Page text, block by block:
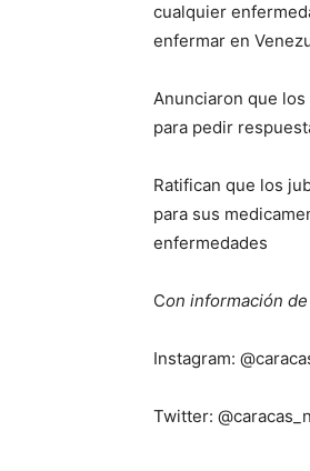
cualquier
enfermar en
Anunciaron que
para pedir
Ratifican que los
para sus
enfermedades
Con información
Instagram:
Twitter: